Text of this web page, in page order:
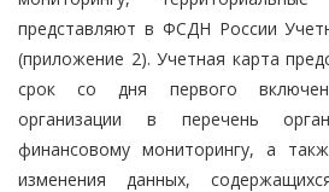
представляют в ФСДН России
(приложение 2). Учетная карта
срок со дня первого
организации в перечень
финансовому мониторингу, а
изменения данных,